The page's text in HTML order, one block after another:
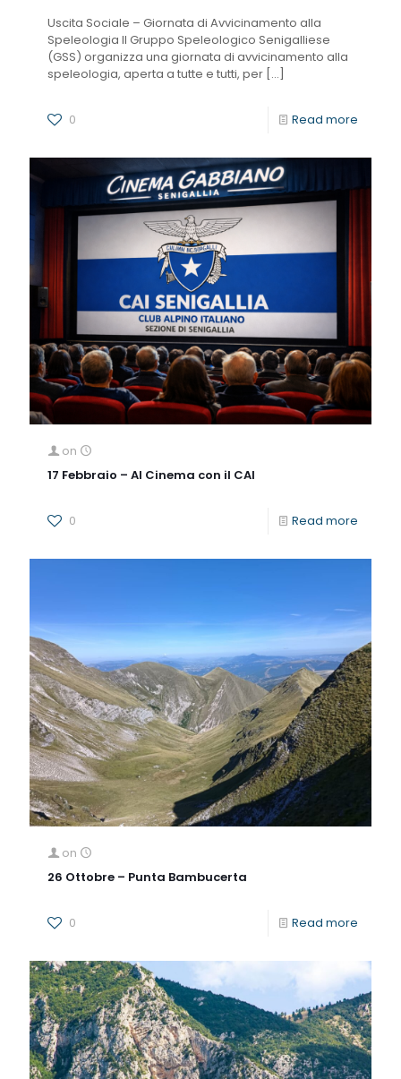
Uscita Sociale – Giornata di Avvicinamento alla
Speleologia Il Gruppo Speleologico Senigalliese
(GSS) organizza una giornata di avvicinamento alla
speleologia, aperta a tutte e tutti, per […]
0 Read more
on
17 Febbraio – Al Cinema con il CAI
0 Read more
on
26 Ottobre – Punta Bambucerta
0 Read more